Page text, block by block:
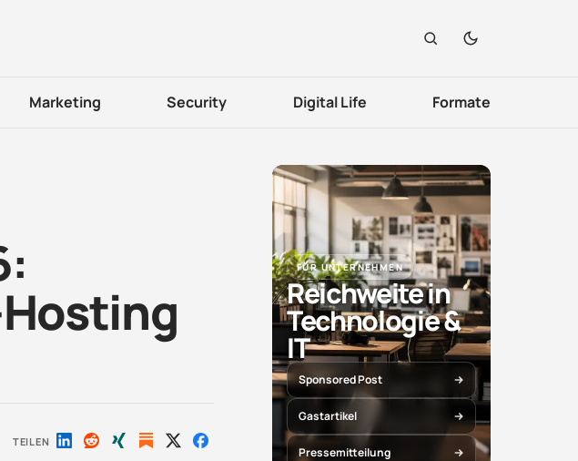
Marketing Security Digital Life Formate
TEILEN Auf Auf Auf Auf Auf
FÜR UNTERNEHMEN
Reichweite in
Technologie &
IT
Sponsored Post
Gastartikel
Pressemitteilung